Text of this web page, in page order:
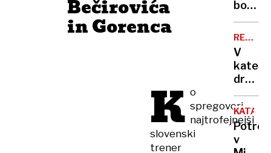
Bečirovića
in Gorenca
K o
spregovori
najtrofejnejši
slovenski
trener
lovil
bodo
ovirali
oblaki
PET
V
živijo
ljudje
z
IQ in
Potres
v